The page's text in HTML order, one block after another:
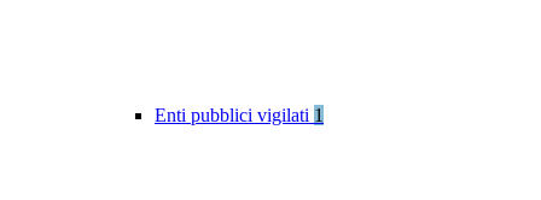
Enti pubblici vigilati 1